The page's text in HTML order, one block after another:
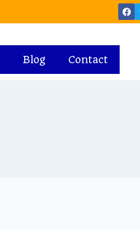
Blog Contact